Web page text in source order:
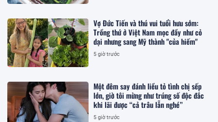
Vợ Đức Tiến và thú vui tuổi hưu sớm:
Trồng thứ ở Việt Nam mọc đầy như cỏ
dại nhưng sang Mỹ thành "của hiếm"
5 giờ trước
Một đêm say đánh liều tỏ tình chị sếp
lớn, giờ tôi mừng như trúng số độc đắc
khi lãi được “cả trâu lẫn nghé”
5 giờ trước